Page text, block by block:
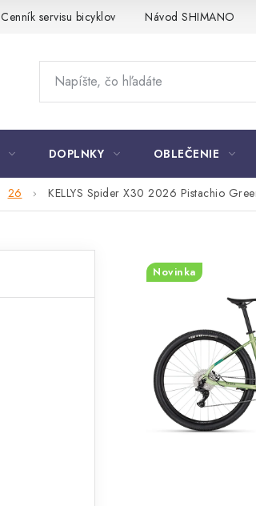
Cenník servisu bicyklov Návod SHIMANO
DOPLNKY OBLEČENIE
26 KELLYS Spider X30 2026 Pistachio
Novinka